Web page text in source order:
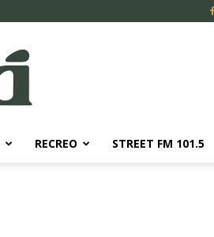
RECREO STREET FM 101.5